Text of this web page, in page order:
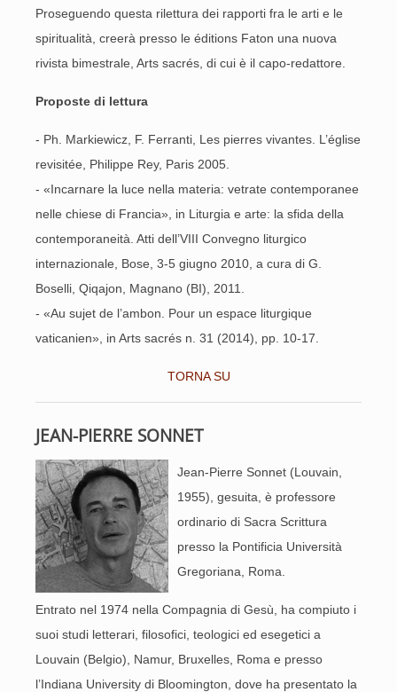
Proseguendo questa rilettura dei rapporti fra le arti e le
spiritualità, creerà presso le éditions Faton una nuova
rivista bimestrale, Arts sacrés, di cui è il capo-redattore.
Proposte di lettura
- Ph. Markiewicz, F. Ferranti, Les pierres vivantes. L’église
revisitée, Philippe Rey, Paris 2005.
- «Incarnare la luce nella materia: vetrate contemporanee
nelle chiese di Francia», in Liturgia e arte: la sfida della
contemporaneità. Atti dell’VIII Convegno liturgico
internazionale, Bose, 3-5 giugno 2010, a cura di G.
Boselli, Qiqajon, Magnano (BI), 2011.
- «Au sujet de l’ambon. Pour un espace liturgique
vaticanien», in Arts sacrés n. 31 (2014), pp. 10-17.
TORNA SU
JEAN-PIERRE SONNET
Jean-Pierre Sonnet (Louvain,
1955), gesuita, è professore
ordinario di Sacra Scrittura
presso la Pontificia Università
Gregoriana, Roma.
Entrato nel 1974 nella Compagnia di Gesù, ha compiuto i
suoi studi letterari, filosofici, teologici ed esegetici a
Louvain (Belgio), Namur, Bruxelles, Roma e presso
l’Indiana University di Bloomington, dove ha presentato la